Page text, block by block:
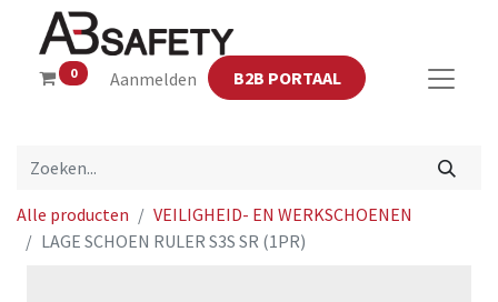
0 Aanmelden B2B PORTAAL
Alle producten
VEILIGHEID- EN WERKSCHOENEN
LAGE SCHOEN RULER S3S SR (1PR)